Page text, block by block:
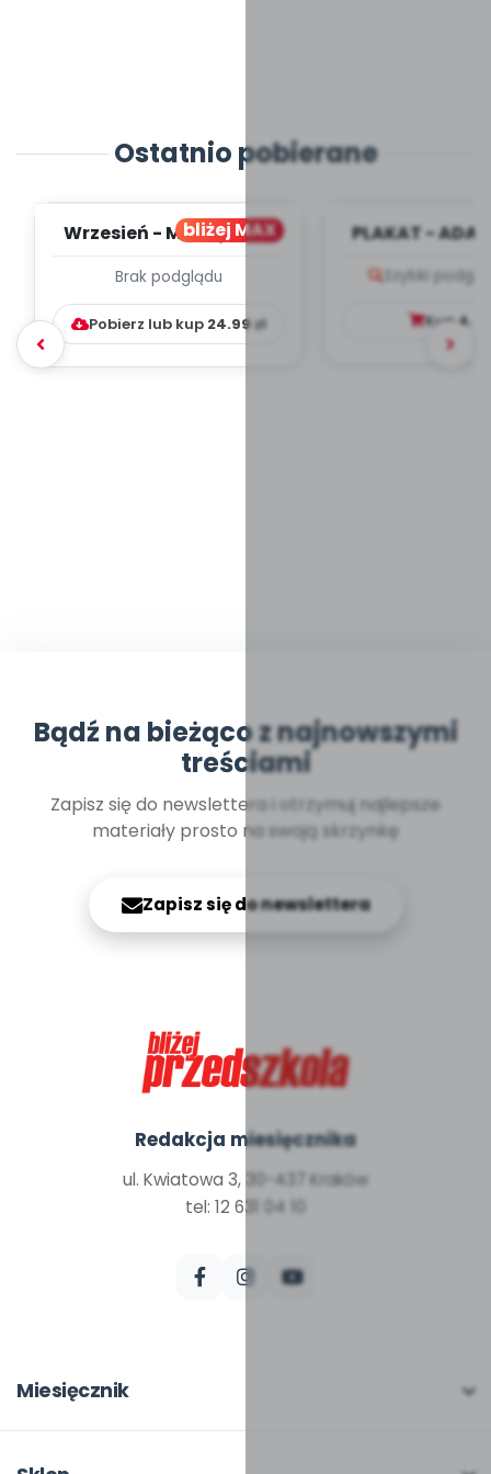
Ostatnio pobierane
bliżej MAX
Wrzesień - MIESIĘCZNY
WYCHOWAWCZO –
DYDAKTYC...
Brak podglądu
Pobierz lub kup 24.99zł
PLAKAT -
Szybki
Kup
Bądź na bieżąco z najnowszymi
treściami
Zapisz się do newslettera i otrzymuj najlepsze
materiały prosto na swoją skrzynkę
Zapisz się do newslettera
Redakcja miesięcznika
ul. Kwiatowa 3, 30-437 Kraków
tel: 12 631 04 10
Miesięcznik